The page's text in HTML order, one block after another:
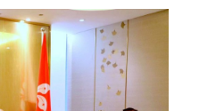
拿督斯里吴罡豪 促一带
空气制水产业发展
豐深圳總部及國際標量波
入系統聯合國總部拿督